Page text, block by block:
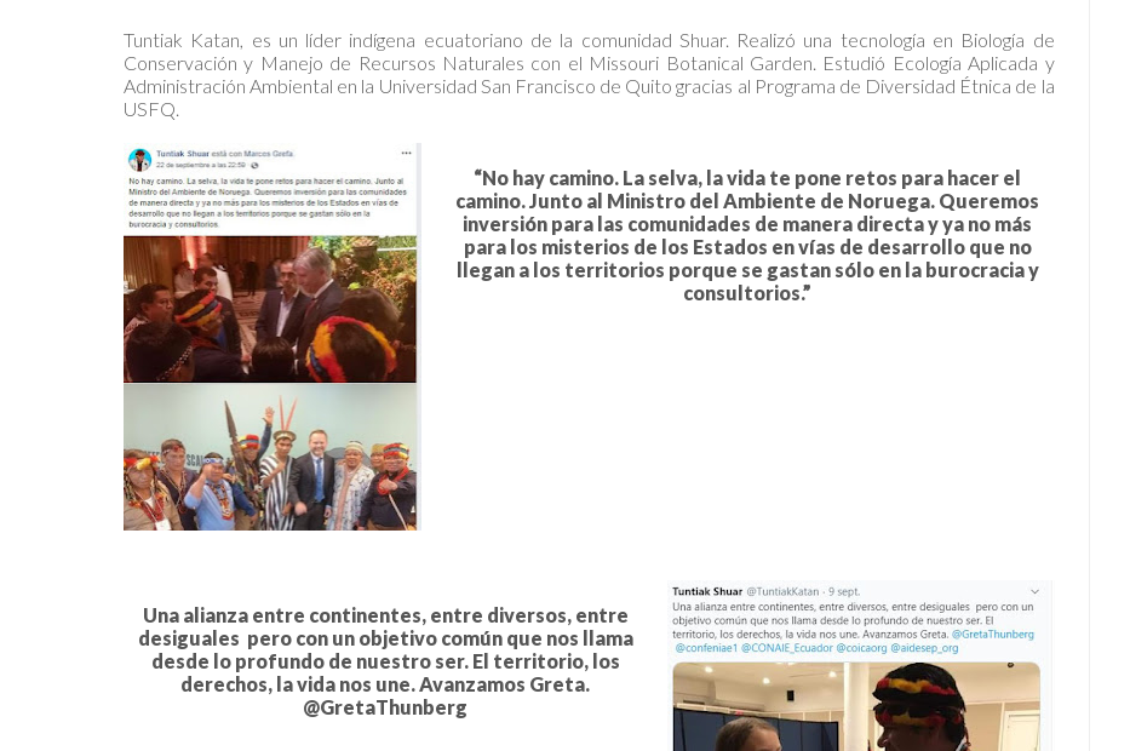
Tuntiak Katan, es un líder indígena ecuatoriano de la comunidad Shuar. Realizó una tecnología en Biología de
Conservación y Manejo de Recursos Naturales con el Missouri Botanical Garden. Estudió Ecología Aplicada y
Administración Ambiental en la Universidad San Francisco de Quito gracias al Programa de Diversidad Étnica de la
USFQ.
“No hay camino. La selva, la vida te pone retos para hacer el
camino. Junto al Ministro del Ambiente de Noruega. Queremos
inversión para las comunidades de manera directa y ya no más
para los misterios de los Estados en vías de desarrollo que no
llegan a los territorios porque se gastan sólo en la burocracia y
consultorios.”
Una alianza entre continentes, entre diversos, entre
desiguales pero con un objetivo común que nos llama
desde lo profundo de nuestro ser. El territorio, los
derechos, la vida nos une. Avanzamos Greta.
@GretaThunberg